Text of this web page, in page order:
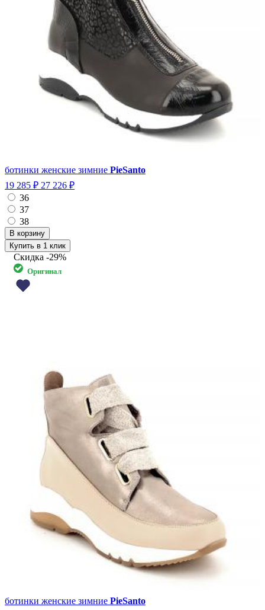
ботинки женские зимние PieSanto
19 285 ₽ 27 226 ₽
36
37
38
Купить в 1 клик
Скидка -29%
Оригинал
ботинки женские зимние PieSanto